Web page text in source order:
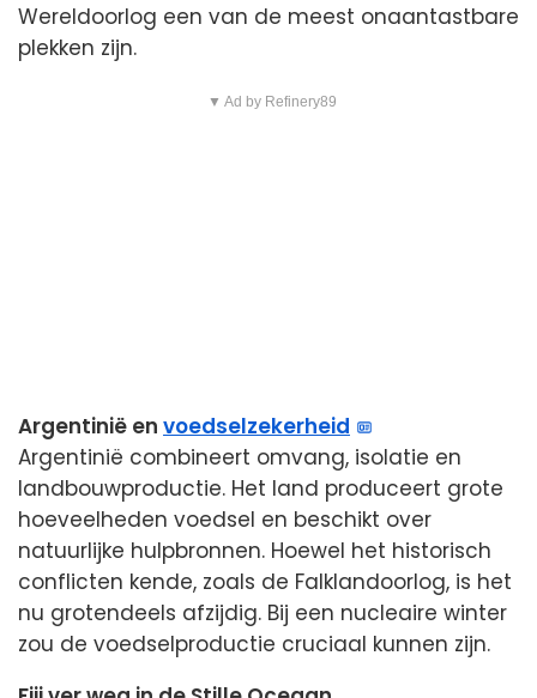
Wereldoorlog een van de meest onaantastbare
plekken zijn.
▼ Ad by Refinery89
Argentinië en voedselzekerheid
Argentinië combineert omvang, isolatie en
landbouwproductie. Het land produceert grote
hoeveelheden voedsel en beschikt over
natuurlijke hulpbronnen. Hoewel het historisch
conflicten kende, zoals de Falklandoorlog, is het
nu grotendeels afzijdig. Bij een nucleaire winter
zou de voedselproductie cruciaal kunnen zijn.